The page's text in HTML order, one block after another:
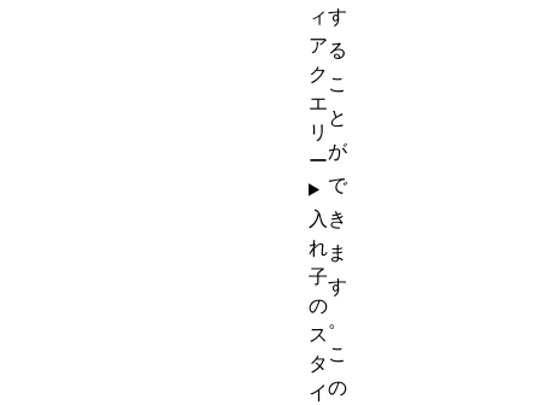
す
る
こ
と
が
で
き
ま
す
。
こ
の
ィ
ア
ク
エ
リ
ー
入
れ
子
の
ス
タ
イ